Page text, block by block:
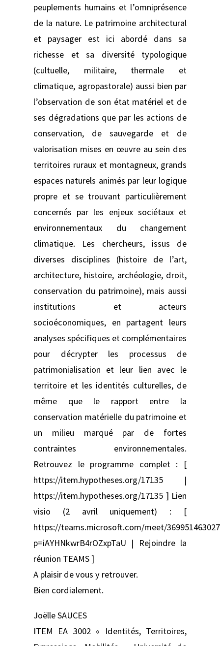
peuplements humains et l’omniprésence
de la nature. Le patrimoine architectural
et paysager est ici abordé dans sa
richesse et sa diversité typologique
(cultuelle, militaire, thermale et
climatique, agropastorale) aussi bien par
l’observation de son état matériel et de
ses dégradations que par les actions de
conservation, de sauvegarde et de
valorisation mises en œuvre au sein des
territoires ruraux et montagneux, grands
espaces naturels animés par leur logique
propre et se trouvant particulièrement
concernés par les enjeux sociétaux et
environnementaux du changement
climatique. Les chercheurs, issus de
diverses disciplines (histoire de l’art,
architecture, histoire, archéologie, droit,
conservation du patrimoine), mais aussi
institutions et acteurs
socioéconomiques, en partagent leurs
analyses spécifiques et complémentaires
pour décrypter les processus de
patrimonialisation et leur lien avec le
territoire et les identités culturelles, de
même que le rapport entre la
conservation matérielle du patrimoine et
un milieu marqué par de fortes
contraintes environnementales.
Retrouvez le programme complet : [
https://item.hypotheses.org/17135 |
https://item.hypotheses.org/17135 ] Lien
visio (2 avril uniquement) : [
https://teams.microsoft.com/meet/
p=iAYHNkwrB4rOZxpTaU | Rejoindre la
réunion TEAMS ]
A plaisir de vous y retrouver.
Bien cordialement.
Joëlle SAUCES
ITEM EA 3002 « Identités, Territoires,